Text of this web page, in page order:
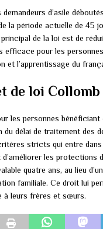
d’asile
la période actuelle de 45
de la loi est de
efficace pour les
et l’apprentissage du
de loi Collomb
les personnes bénéficiant
délai de traitement des
stricts qui entre
les protections
quatre ans, au lieu
familiale. Ce droit lui
à leurs frères et sœurs.